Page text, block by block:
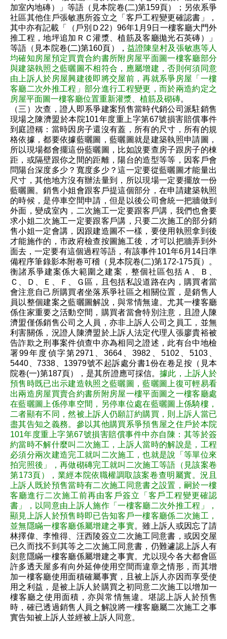
加室內地磚）」等語（見本院卷(二)第159頁）；另依系爭
社區其他住戶張敏惠所簽立之「客戶工程變更確認書」，
其中亦有記載「（戶別Ｄ22）96年1月9日一樓客廳大門外
推工程，地坪追加ＲＣ灌漿、植筋及客廳拋光石英磚）」
等語（見本院卷(二)第160頁）， 益證陳皇村及張敏惠等人
均確知房屋預定買賣合約書所附房屋平面圖一樓客廳部分
與建築執照之藍曬圖不相符合，應屬增建，否則何須同意
由上訴人於房屋興建後即將交屋前，再就系爭房屋「一樓
客廳二次外推工程」部分進行工程變更，而於兩造約定之
房屋平面圖一樓客廳位置重新灌漿、植筋及砌磚。
（三）次查，證人即系爭建案預售當時代銷公司派駐銷售
現場之陳濟盟於本院101年度重上字第67號損害賠償事件
到庭證稱：當時因房子還沒有蓋，所有的尺寸，所有的規
格依據，都要依據藍曬圖，藍曬圖就是建築執照申請圖，
所以現場都會擺這份藍曬圖，比如說要查房子跟房子的棟
距，或隔壁跟你之間的距離，陽台的造型等等，因客戶會
問陽台深度多少？寬度多少？這一定要從藍曬圖才能量出
尺寸，其他地方沒有辦法量到，所以現場一定要擺放一份
藍曬圖。銷售小姐會跟客戶提這個部分，在申請建築執照
的時候，是停車空間申請，但是以後公司會統一把牆做到
外面，變成室內，二次施工一定要跟客戶講，我們也會要
求小姐二次施工一定要跟客戶講，只要二次施工的部分銷
售小姐一定會講，因跟建造圖不一樣，要使用執照拿到後
才能施作的，市政府檢查按圖施工後，才可以把牆弄到外
面去，一定要有這個過程等語，有該事件101年6月14日準
備程序筆錄影本附卷可稽（見本院卷(二)第172-175頁）。
衡諸系爭建案係大範圍之建案，整個社區包括Ａ、Ｂ、
Ｃ、Ｄ、Ｅ、Ｆ、Ｇ區，且包括私設道路在內，購買者當
會注意自己所購買者坐落系爭社區之相關位置，是銷售人
員以整個建案之藍曬圖解說，與常情無違。尤其一樓客廳
係住家重要之活動空間，購買者當會特別注意，且證人陳
濟盟僅係銷售公司之人員，亦非上訴人公司之員工，並無
利害關係，況證人陳濟盟於上訴人法定代理人張廖貴裕被
告詐欺之刑事案件偵查中亦為相同之證述，此有台中地檢
署99年度偵字第2971、3664、3982、5102、5103、
5440、7338、13979號不起訴處分書1份在卷足按（見本
院卷(一)第187頁），是其所證應可採信。據此，上訴人於
預售時既已出示建造執照之藍曬圖，藍曬圖上復可輕易看
出兩造房屋買賣合約書所附房屋一樓平面圖之一樓客廳處
在藍曬圖上係停車空間，另停車位處在藍曬圖上係騎樓，
二者顯有不同，然被上訴人仍願訂約購買，則上訴人當已
盡其告知之義務。參以其他購買系爭預售屋之住戶於本院
101年度重上字第67號損害賠償事件中亦自陳：其等於簽
約當時不解什麼叫二次施工，上訴人當時的解說是，工程
必須分兩次建造完工就叫二次施工，也就是說「等單位來
拍完照後」，再做砌磚完工就叫二次施工等語（見該案卷
第173頁），業經本院依職權調取該案卷查明屬實。況且
上訴人既於預售當時有二次施工同意書之設置，嗣於一樓
客廳進行二次施工前再由客戶簽立「客戶工程變更確認
書」，以同意由上訴人施作「一樓客廳二次外推工程」，
顯見上訴人於預售時即已告知客戶一樓客廳係二次施工，
並無隱瞞一樓客廳係屬增建之事實。雖上訴人或因忘了請
林擇偉、李惟得、汪西陵簽立二次施工同意書，或因交屋
已久而找不到其等之二次施工同意書，仍難遽認上訴人有
刻意隱瞞一樓客廳係屬增建之事實。尤以現今各大都會區
許多透天屋多有向外延伸使用空間而違章之情形，而其增
加一樓客廳使用面積確屬事實，且被上訴人亦因而享受使
用之利益，是被上訴人於購買之初同意二次施工以增加一
樓客廳之使用面積，亦與常情無違。堪認上訴人於預售
時，確已透過銷售人員之解說將一樓客廳屬二次施工之事
實告知被上訴人並經被上訴人同意。